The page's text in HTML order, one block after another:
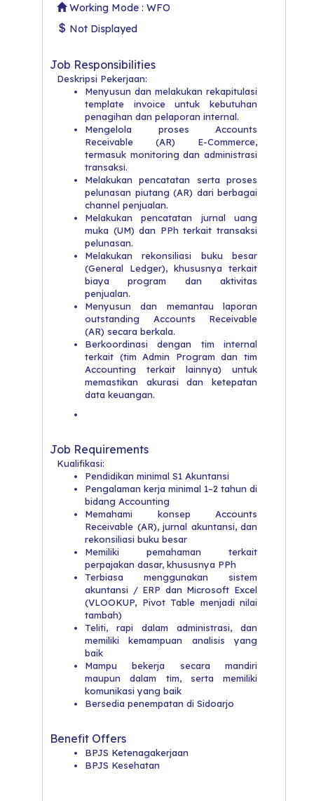
Working Mode : WFO
Not Displayed
Job Responsibilities
Deskripsi Pekerjaan:
Menyusun dan melakukan rekapitulasi
template invoice untuk kebutuhan
penagihan dan pelaporan internal.
Mengelola proses Accounts
Receivable (AR) E-Commerce,
termasuk monitoring dan administrasi
transaksi.
Melakukan pencatatan serta proses
pelunasan piutang (AR) dari berbagai
channel penjualan.
Melakukan pencatatan jurnal uang
muka (UM) dan PPh terkait transaksi
pelunasan.
Melakukan rekonsiliasi buku besar
(General Ledger), khususnya terkait
biaya program dan aktivitas
penjualan.
Menyusun dan memantau laporan
outstanding Accounts Receivable
(AR) secara berkala.
Berkoordinasi dengan tim internal
terkait (tim Admin Program dan tim
Accounting terkait lainnya) untuk
memastikan akurasi dan ketepatan
data keuangan.
Job Requirements
Kualifikasi:
Pendidikan minimal S1 Akuntansi
Pengalaman kerja minimal 1–2 tahun di
bidang Accounting
Memahami konsep Accounts
Receivable (AR), jurnal akuntansi, dan
rekonsiliasi buku besar
Memiliki pemahaman terkait
perpajakan dasar, khususnya PPh
Terbiasa menggunakan sistem
akuntansi / ERP dan Microsoft Excel
(VLOOKUP, Pivot Table menjadi nilai
tambah)
Teliti, rapi dalam administrasi, dan
memiliki kemampuan analisis yang
baik
Mampu bekerja secara mandiri
maupun dalam tim, serta memiliki
komunikasi yang baik
Bersedia penempatan di Sidoarjo
Benefit Offers
BPJS Ketenagakerjaan
BPJS Kesehatan